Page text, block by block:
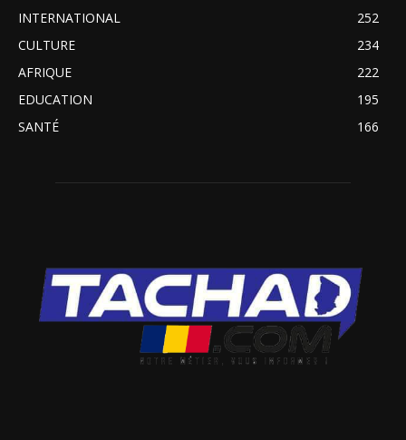
INTERNATIONAL
252
CULTURE
234
AFRIQUE
222
EDUCATION
195
SANTÉ
166